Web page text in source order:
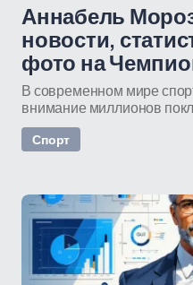
Аннабель
новости,
фото на
В современном мире
внимание миллионов
Спорт